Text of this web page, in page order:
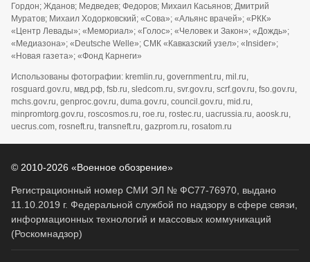
Гордон; Жданов; Медведев; Федоров; Михаил Касьянов; Дмитрий
Муратов; Михаил Ходорковский; «Сова»; «Альянс врачей»; «РКК»
«Центр Левады»; «Мемориал»; «Голос»; «Человек и Закон»; «Дождь»;
«Медиазона»; «Deutsche Welle»; СМК «Кавказский узел»; «Insider»;
«Новая газета»; «Фонд Карнеги»
Использованы фотографии: kremlin.ru, government.ru, mil.ru,
rosguard.gov.ru, мвд.рф, fsb.ru, sledcom.ru, svr.gov.ru, scrf.gov.ru, fso.gov.ru,
mchs.gov.ru, genproc.gov.ru, duma.gov.ru, council.gov.ru, mid.ru,
minpromtorg.gov.ru, roscosmos.ru, roe.ru, rostec.ru, uacrussia.ru, aoosk.ru,
uecrus.com, rosneft.ru, transneft.ru, gazprom.ru, rosatom.ru
© 2010-2026 «Военное обозрение»
Регистрационный номер СМИ ЭЛ № ФС77-76970, выдано
11.10.2019 г. Федеральной службой по надзору в сфере связи,
информационных технологий и массовых коммуникаций
(Роскомнадзор)